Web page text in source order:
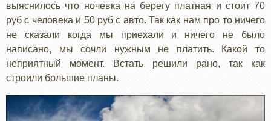
выяснилось что ночевка на берегу платная и стоит 70
руб с человека и 50 руб с авто. Так как нам про то ничего
не сказали когда мы приехали и ничего не было
написано, мы сочли нужным не платить. Какой то
неприятный момент. Встать решили рано, так как
строили большие планы.